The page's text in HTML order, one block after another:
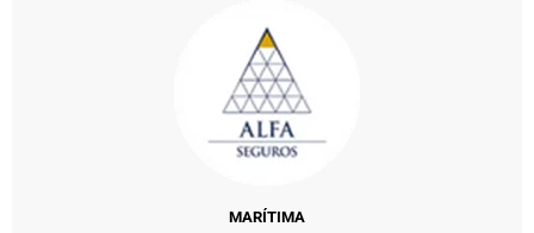
MARÍTIMA